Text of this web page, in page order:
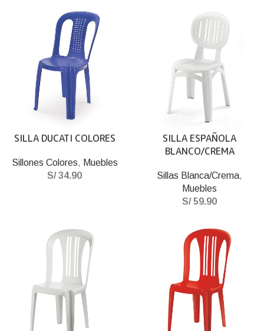
SILLA DUCATI COLORES
Sillones Colores, Muebles
S/34.90
SILLA ESPAÑOLA
BLANCO/CREMA
Sillas Blanca/Crema,
Muebles
S/59.90